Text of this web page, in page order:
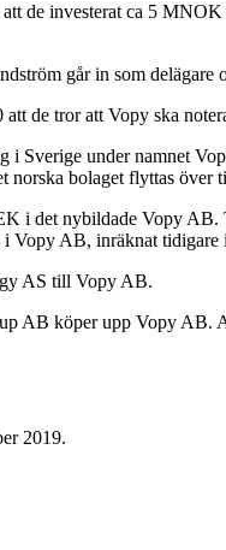
de investerat ca 5
går in som
de tror att Vopy ska
Sverige under namnet
bolaget flyttas över
i det nybildade Vopy
AB, inräknat tidigare
AS till Vopy AB.
AB köper upp Vopy
2019.